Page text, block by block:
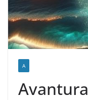
A
Avantura